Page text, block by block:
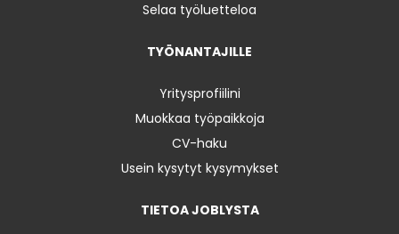
Selaa työluetteloa
TYÖNANTAJILLE
Yritysprofiilini
Muokkaa työpaikkoja
CV-haku
Usein kysytyt kysymykset
TIETOA JOBLYSTA